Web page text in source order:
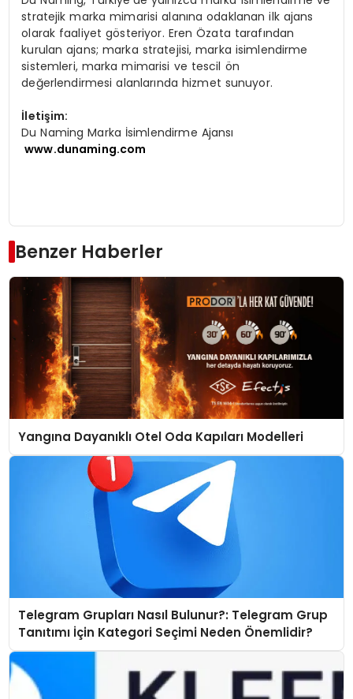
stratejik marka mimarisi alanına odaklanan ilk ajans
olarak faaliyet gösteriyor. Eren Özata tarafından
kurulan ajans; marka stratejisi, marka isimlendirme
sistemleri, marka mimarisi ve tescil ön
değerlendirmesi alanlarında hizmet sunuyor.
İletişim:
Du Naming Marka İsimlendirme Ajansı
www.dunaming.com
Benzer Haberler
Yangına Dayanıklı Otel Oda Kapıları Modelleri
Telegram Grupları Nasıl Bulunur?: Telegram Grup
Tanıtımı İçin Kategori Seçimi Neden Önemlidir?